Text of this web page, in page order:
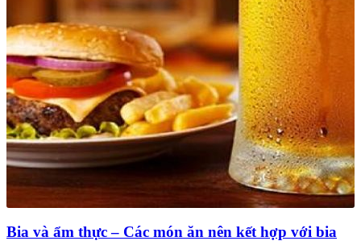
Bia và ẩm thực – Các món ăn nên kết hợp với bia